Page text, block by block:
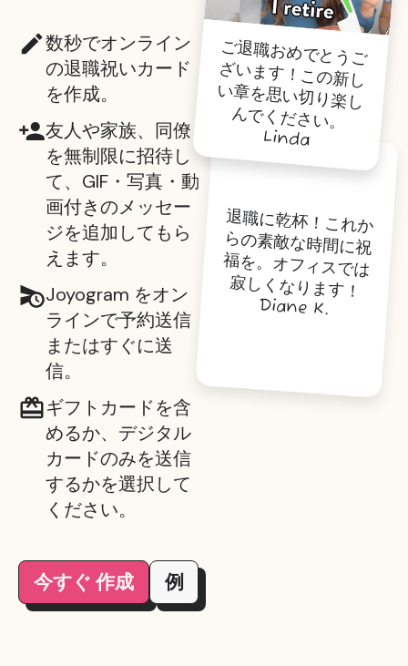
数秒でオンライン
の退職祝いカード
を作成。
友人や家族、同僚
を無制限に招待し
て、GIF・写真・動
画付きのメッセー
ジを追加してもら
えます。
Joyogram をオン
ラインで予約送信
またはすぐに送
信。
ギフトカードを含
めるか、デジタル
カードのみを送信
するかを選択して
ください。
今すぐ 作成 例
ご退職おめでとうご
ざいます！この新し
い章を思い切り楽し
んでください。
Linda
退職に乾杯！これか
らの素敵な時間に祝
福を。オフィスでは
寂しくなります！
Diane K.